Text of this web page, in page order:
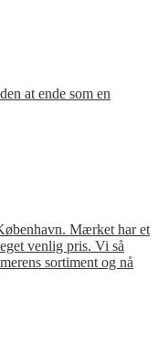
at ende som en
Mærket har et
venlig pris. Vi så
sortiment og nå